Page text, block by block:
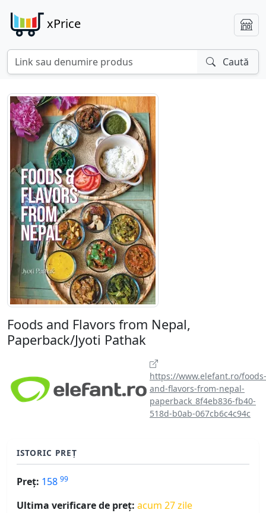
xPrice
Caută
Foods and Flavors from Nepal,
Paperback/Jyoti Pathak
https://www.elefant.ro/foods-
and-flavors-from-nepal-
paperback_8f4eb836-fb40-
518d-b0ab-067cb6c4c94c
ISTORIC PREȚ
Preț: 158 99
Ultima verificare de preț: acum 27 zile